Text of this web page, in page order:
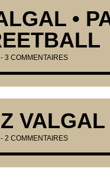
•
3 COMMENTAIRES
VALGAL
2 COMMENTAIRES